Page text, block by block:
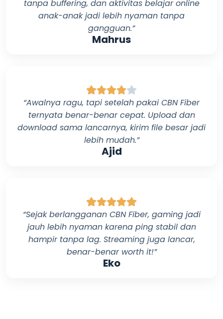
tanpa buffering, dan aktivitas belajar online
anak-anak jadi lebih nyaman tanpa
gangguan.”
Mahrus
“Awalnya ragu, tapi setelah pakai CBN Fiber
ternyata benar-benar cepat. Upload dan
download sama lancarnya, kirim file besar jadi
lebih mudah.”
Ajid
“Sejak berlangganan CBN Fiber, gaming jadi
jauh lebih nyaman karena ping stabil dan
hampir tanpa lag. Streaming juga lancar,
benar-benar worth it!”
Eko